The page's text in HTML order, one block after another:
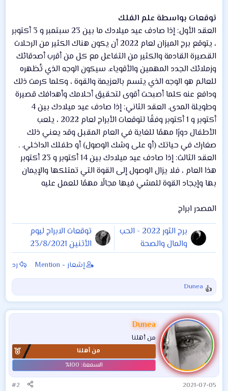
توقعات بواسطة علم الفلك
العقد الأول: إذا صادف عيد ميلادك ما بين 23 سبتمبر و 3 أكتوبر
، يتوقع برج الميزان لعام 2022 أن يكون هناك الكثير من الرحلات
القصيرة القادمة والكثير من التفاعل مع كل من أقرب أصدقائك
وزملائك الجدد المهمين والأقوياء. سيكون الوجه الذي تُظهره
للعالم هو الوجه الذي يتسم بالعزيمة والقوة ، وكلما كرمت ذلك
ودافع عنه كلما أصبحت أقوى لتحقيق أحلامك وأهدافك قصيرة
وطويلة المدى. العقد الثاني: إذا صادف عيد ميلادك بين 4
أكتوبر و 1 أكتوبر وفقًا لتوقعات الأبراج لعام 2022 ، يلعب
الأطفال دورًا مهمًا للغاية في العام المقبل وقد يعني ذلك
صغارك في حياتك (أو على وشك الوصول) أو طفلك الداخلي. .
العقد الثالث: إذا صادف عيد ميلادك بين 14 أكتوبر و 23 أكتوبر
هذا العام ، فلا يزال الوصول إلى القوة التي تمتلكها والإيمان
بها وإيجاد القوة للمشي فيها مجالًا مهمًا للعمل عليه
المصدر ابراج
برج الثور 2022 - الحب
والمال والصحة
والوظيفة
توقعات الابراج ليوم
الأثنين 23/8/2021
إشعار - Mention رد
ا
ل
ت
ف
ا
ع
ل
ا
ت
:
Dunea
Dunea
من أهلنا
من أهلنا
2021-07-05
#2